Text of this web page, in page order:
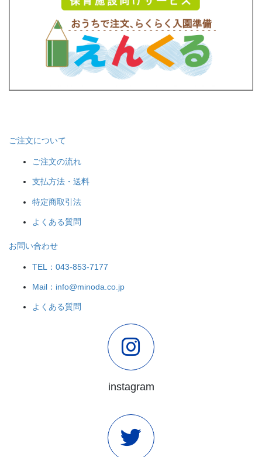
ご注文について
ご注文の流れ
支払方法・送料
特定商取引法
よくある質問
お問い合わせ
TEL：043-853-7177
Mail：info@minoda.co.jp
よくある質問
instagram